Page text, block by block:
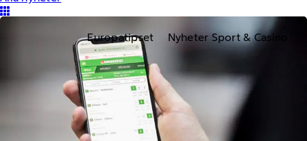
Europatipset Nyheter Sport & Casino